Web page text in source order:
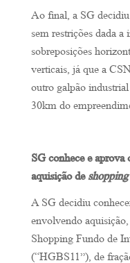
Ao final, a SG
sem restrições dada a
sobreposições
verticais, já que a
outro galpão
30km do
SG conhece e
aquisição de
A SG decidiu
envolvendo
Shopping Fundo de
(“HGBS11”), de